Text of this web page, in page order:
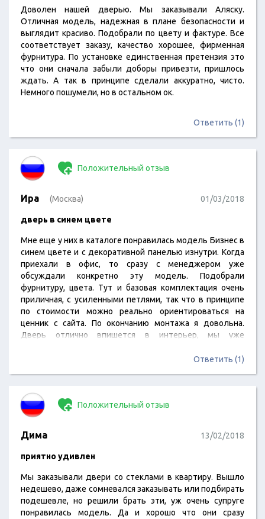
Доволен нашей дверью. Мы заказывали Аляску.
Отличная модель, надежная в плане безопасности и
выглядит красиво. Подобрали по цвету и фактуре. Все
соответствует заказу, качество хорошее, фирменная
фурнитура. По установке единственная претензия это
что они сначала забыли доборы привезти, пришлось
ждать. А так в принципе сделали аккуратно, чисто.
Немного пошумели, но в остальном ок.
Ответить (1)
Положительный отзыв
Ира (Москва) 01/03/2018
дверь в синем цвете
Мне еще у них в каталоге понравилась модель Бизнес в
синем цвете и с декоративной панелью изнутри. Когда
приехали в офис, то сразу с менеджером уже
обсуждали конкретно эту модель. Подобрали
фурнитуру, цвета. Тут и базовая комплектация очень
приличная, с усиленными петлями, так что в принципе
по стоимости можно реально ориентироваться на
ценник с сайта. По окончанию монтажа я довольна.
Дверь отлично впишется в интерьер, мы уже
Ответить (1)
Положительный отзыв
Дима 13/02/2018
приятно удивлен
Мы заказывали двери со стеклами в квартиру. Вышло
недешево, даже сомневался заказывать или подбирать
подешевле, но решили брать эти, уж очень супруге
понравилась модель. Да и хорошо что они сразу